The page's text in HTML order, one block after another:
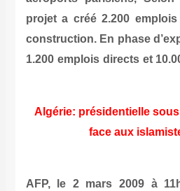
projet a créé 2.200
construction. En phase
1.200 emplois directs et
Algérie: présidentielle
face aux
AFP, le 2 mars 2009 à